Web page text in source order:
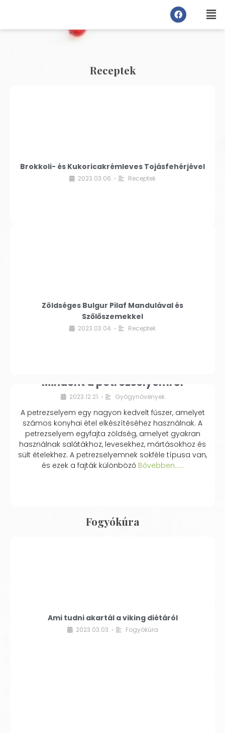
Receptek
Brokkoli- és Kukoricakrémleves Tojásfehérjével
2023.03.06. • Receptek
Zöldséges Bulgur Pilaf Mandulával és
Szőlőszemekkel
2023.03.04. • Receptek
Mindent a petrezselyemről
2023.12.21. • Gyógynövények
A petrezselyem egy nagyon kedvelt fűszer, amelyet
számos konyhai étel elkészítéséhez használnak. A
petrezselyem egyfajta zöldség, amelyet gyakran
használnak salátákhoz, levesekhez, mártásokhoz és
sült ételekhez. A petrezselyemnek sokféle típusa van,
és ezek a fajták különbözőBővebben...…
Fogyókúra
Ami tudni akartál a viking diétáról
2023.03.03. • Fogyókúra